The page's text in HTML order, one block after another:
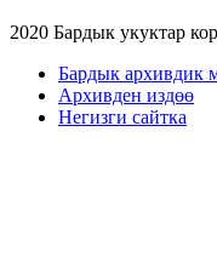
2020 Бардык укуктар
Бардык архивдик
Архивден издөө
Негизги сайтка